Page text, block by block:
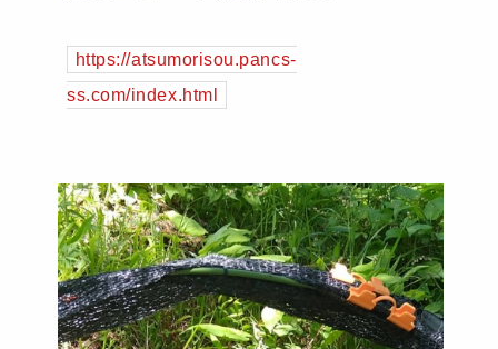
https://atsumorisou.pancs-
ss.com/index.html